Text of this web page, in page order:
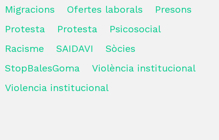
Migracions
Ofertes laborals
Presons
Protesta
Protesta
Psicosocial
Racisme
SAIDAVI
Sòcies
StopBalesGoma
Violència institucional
Violencia institucional